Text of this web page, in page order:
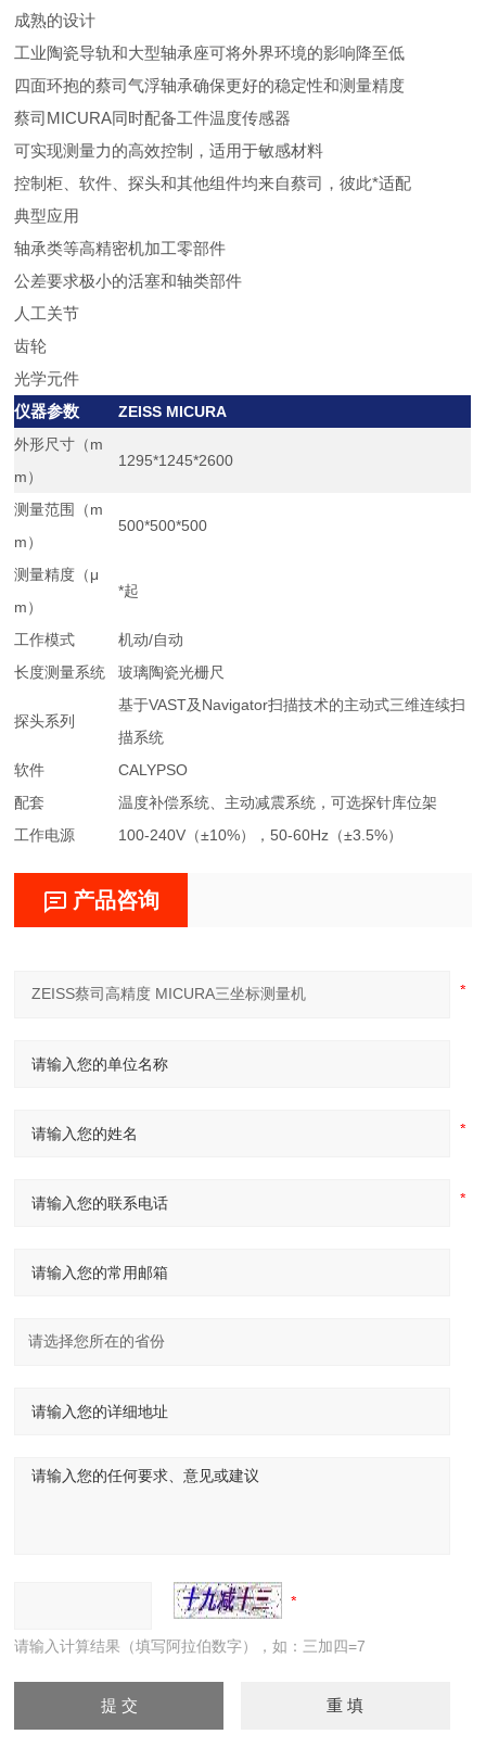
成熟的设计
工业陶瓷导轨和大型轴承座可将外界环境的影响降至低
四面环抱的蔡司气浮轴承确保更好的稳定性和测量精度
蔡司MICURA同时配备工件温度传感器
可实现测量力的高效控制，适用于敏感材料
控制柜、软件、探头和其他组件均来自蔡司，彼此*适配
典型应用
轴承类等高精密机加工零部件
公差要求极小的活塞和轴类部件
人工关节
齿轮
光学元件
仪器参数
ZEISS MICURA
外形尺寸（m
m）
1295*1245*2600
测量范围（m
m）
500*500*500
测量精度（μ
m）
*起
工作模式
机动/自动
长度测量系统
玻璃陶瓷光栅尺
探头系列
基于VAST及Navigator扫描技术的主动式三维连续扫
描系统
软件
CALYPSO
配套
温度补偿系统、主动减震系统，可选探针库位架
工作电源
100-240V（±10%），50-60Hz（±3.5%）
产品咨询
请输入计算结果（填写阿拉伯数字），如：三加四=7